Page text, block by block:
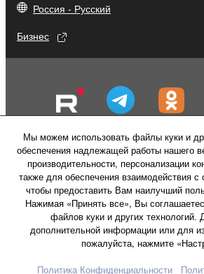
Россия - Русский
Бизнес
Мы можем использовать файлы куки и
обеспечения надлежащей работы нашего
производительности, персонализации
также для обеспечения взаимодействия
чтобы предоставить Вам наилучший
Нажимая «Принять все», Вы
файлов куки и других технологий.
дополнительной информации или для
пожалуйста, нажмите
Политика Конфиденциальности
Свяжитесь с намиУсловия
Политика